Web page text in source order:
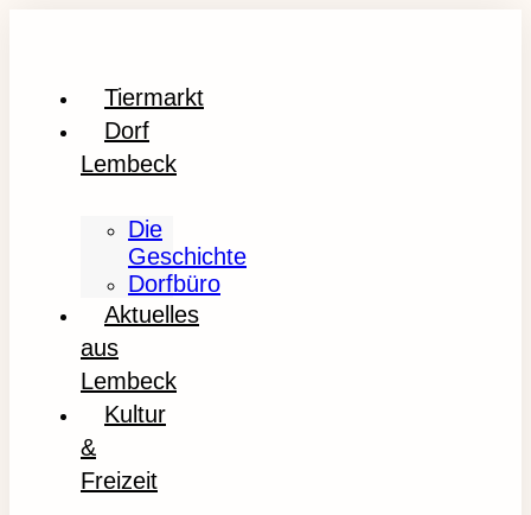
Tiermarkt
Dorf
Lembeck
Die
Geschichte
Dorfbüro
Aktuelles
aus
Lembeck
Kultur
&
Freizeit